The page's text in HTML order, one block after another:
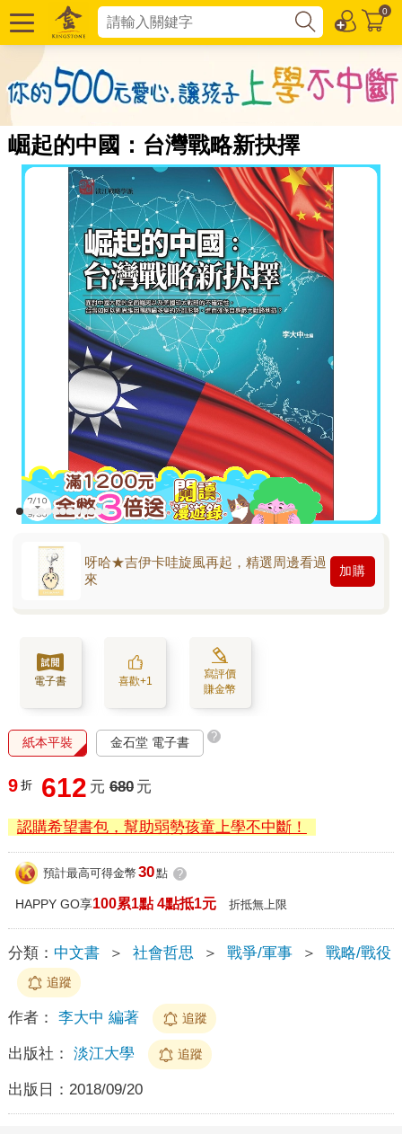
0
崛起的中國：台灣戰略新抉擇
呀哈★吉伊卡哇旋風再起，精選周邊看過
來
加購
電子書 喜歡+1
寫評價
賺金幣
紙本平裝 金石堂 電子書 ?
9 折 612 元 680 元
認購希望書包，幫助弱勢孩童上學不中斷！
預計最高可得金幣 30點 ?
HAPPY GO享100累1點 4點抵1元 折抵無上限
分類： 中文書 ＞ 社會哲思 ＞ 戰爭/軍事 ＞ 戰略/戰役
追蹤
作者： 李大中 編著 追蹤
出版社： 淡江大學 追蹤
出版日： 2018/09/20